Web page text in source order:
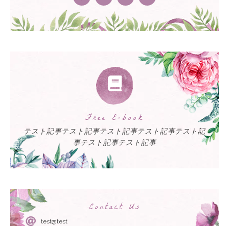
Free E-book
テスト記事テスト記事テスト記事テスト記事テスト記
事テスト記事テスト記事
Contact Us
test@test